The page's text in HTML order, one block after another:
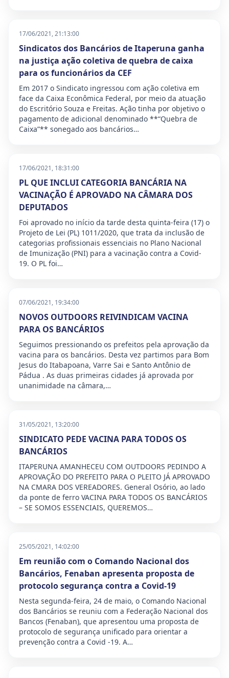
17/06/2021, 21:13:00
Sindicatos dos Bancários de Itaperuna ganha
na justiça ação coletiva de quebra de caixa
para os funcionários da CEF
Em 2017 o Sindicato ingressou com ação coletiva em
face da Caixa Econômica Federal, por meio da atuação
do Escritório Souza e Freitas. Ação tinha por objetivo o
pagamento de adicional denominado **“Quebra de
Caixa”** sonegado aos bancários…
17/06/2021, 18:31:00
PL QUE INCLUI CATEGORIA BANCÁRIA NA
VACINAÇÃO É APROVADO NA CÂMARA DOS
DEPUTADOS
Foi aprovado no início da tarde desta quinta-feira (17) o
Projeto de Lei (PL) 1011/2020, que trata da inclusão de
categorias profissionais essenciais no Plano Nacional
de Imunização (PNI) para a vacinação contra a Covid-
19. O PL foi…
07/06/2021, 19:34:00
NOVOS OUTDOORS REIVINDICAM VACINA
PARA OS BANCÁRIOS
Seguimos pressionando os prefeitos pela aprovação da
vacina para os bancários. Desta vez partimos para Bom
Jesus do Itabapoana, Varre Sai e Santo Antônio de
Pádua . As duas primeiras cidades já aprovada por
unanimidade na câmara,…
31/05/2021, 13:20:00
SINDICATO PEDE VACINA PARA TODOS OS
BANCÁRIOS
ITAPERUNA AMANHECEU COM OUTDOORS PEDINDO A
APROVAÇÃO DO PREFEITO PARA O PLEITO JÁ APROVADO
NA CMARA DOS VEREADORES. General Osório, ao lado
da ponte de ferro VACINA PARA TODOS OS BANCÁRIOS
– SE SOMOS ESSENCIAIS, QUEREMOS…
25/05/2021, 14:02:00
Em reunião com o Comando Nacional dos
Bancários, Fenaban apresenta proposta de
protocolo segurança contra a Covid-19
Nesta segunda-feira, 24 de maio, o Comando Nacional
dos Bancários se reuniu com a Federação Nacional dos
Bancos (Fenaban), que apresentou uma proposta de
protocolo de segurança unificado para orientar a
prevenção contra a Covid -19. A…